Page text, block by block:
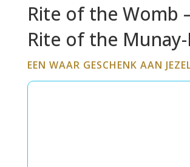
Rite of the Womb
Rite of the Munay-
EEN WAAR GESCHENK AAN